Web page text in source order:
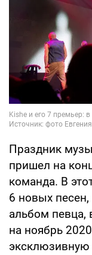
Праздник
пришел на
команда. В
6 новых
альбом певца,
на ноябрь
эксклюзивную